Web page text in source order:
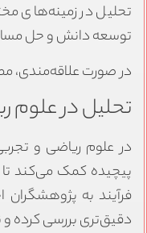
تحلیل در زمینه‌های
توسعه دانش و حل
در صورت علاقه‌مندی،
تحلیل در علوم
در علوم ریاضی و
پیچیده کمک می‌کند تا
فرآیند به پژوهشگران
دقیق‌تری بررسی کرده و